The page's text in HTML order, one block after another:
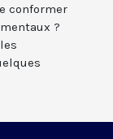
conformer
?